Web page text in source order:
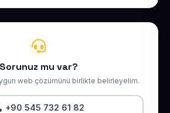
Sorunuz mu var?
web çözümünü birlikte belirleyelim.
+90 545 732 61 82